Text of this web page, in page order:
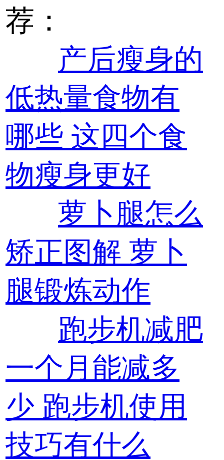
荐：
产后瘦身的
低热量食物有
哪些 这四个食
物瘦身更好
萝卜腿怎么
矫正图解 萝卜
腿锻炼动作
跑步机减肥
一个月能减多
少 跑步机使用
技巧有什么